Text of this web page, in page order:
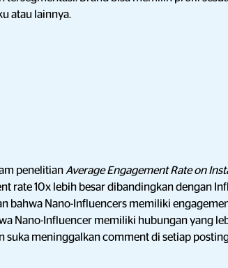
atau lainnya.
penelitian Average Engagement Rate on
rate 10x lebih besar dibandingkan dengan
bahwa Nano-Influencers memiliki
Nano-Influencer memiliki hubungan yang
suka meninggalkan comment di setiap